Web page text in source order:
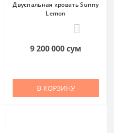
Двуспальная кровать Sunny
Lemon
9 200 000 сум
В КОРЗИНУ